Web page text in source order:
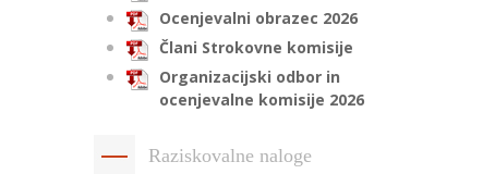
Ocenjevalni obrazec 2026
Člani Strokovne komisije
Organizacijski odbor in
ocenjevalne komisije 2026
Raziskovalne naloge